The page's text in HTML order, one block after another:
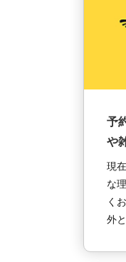
予
や
現
な
く
外